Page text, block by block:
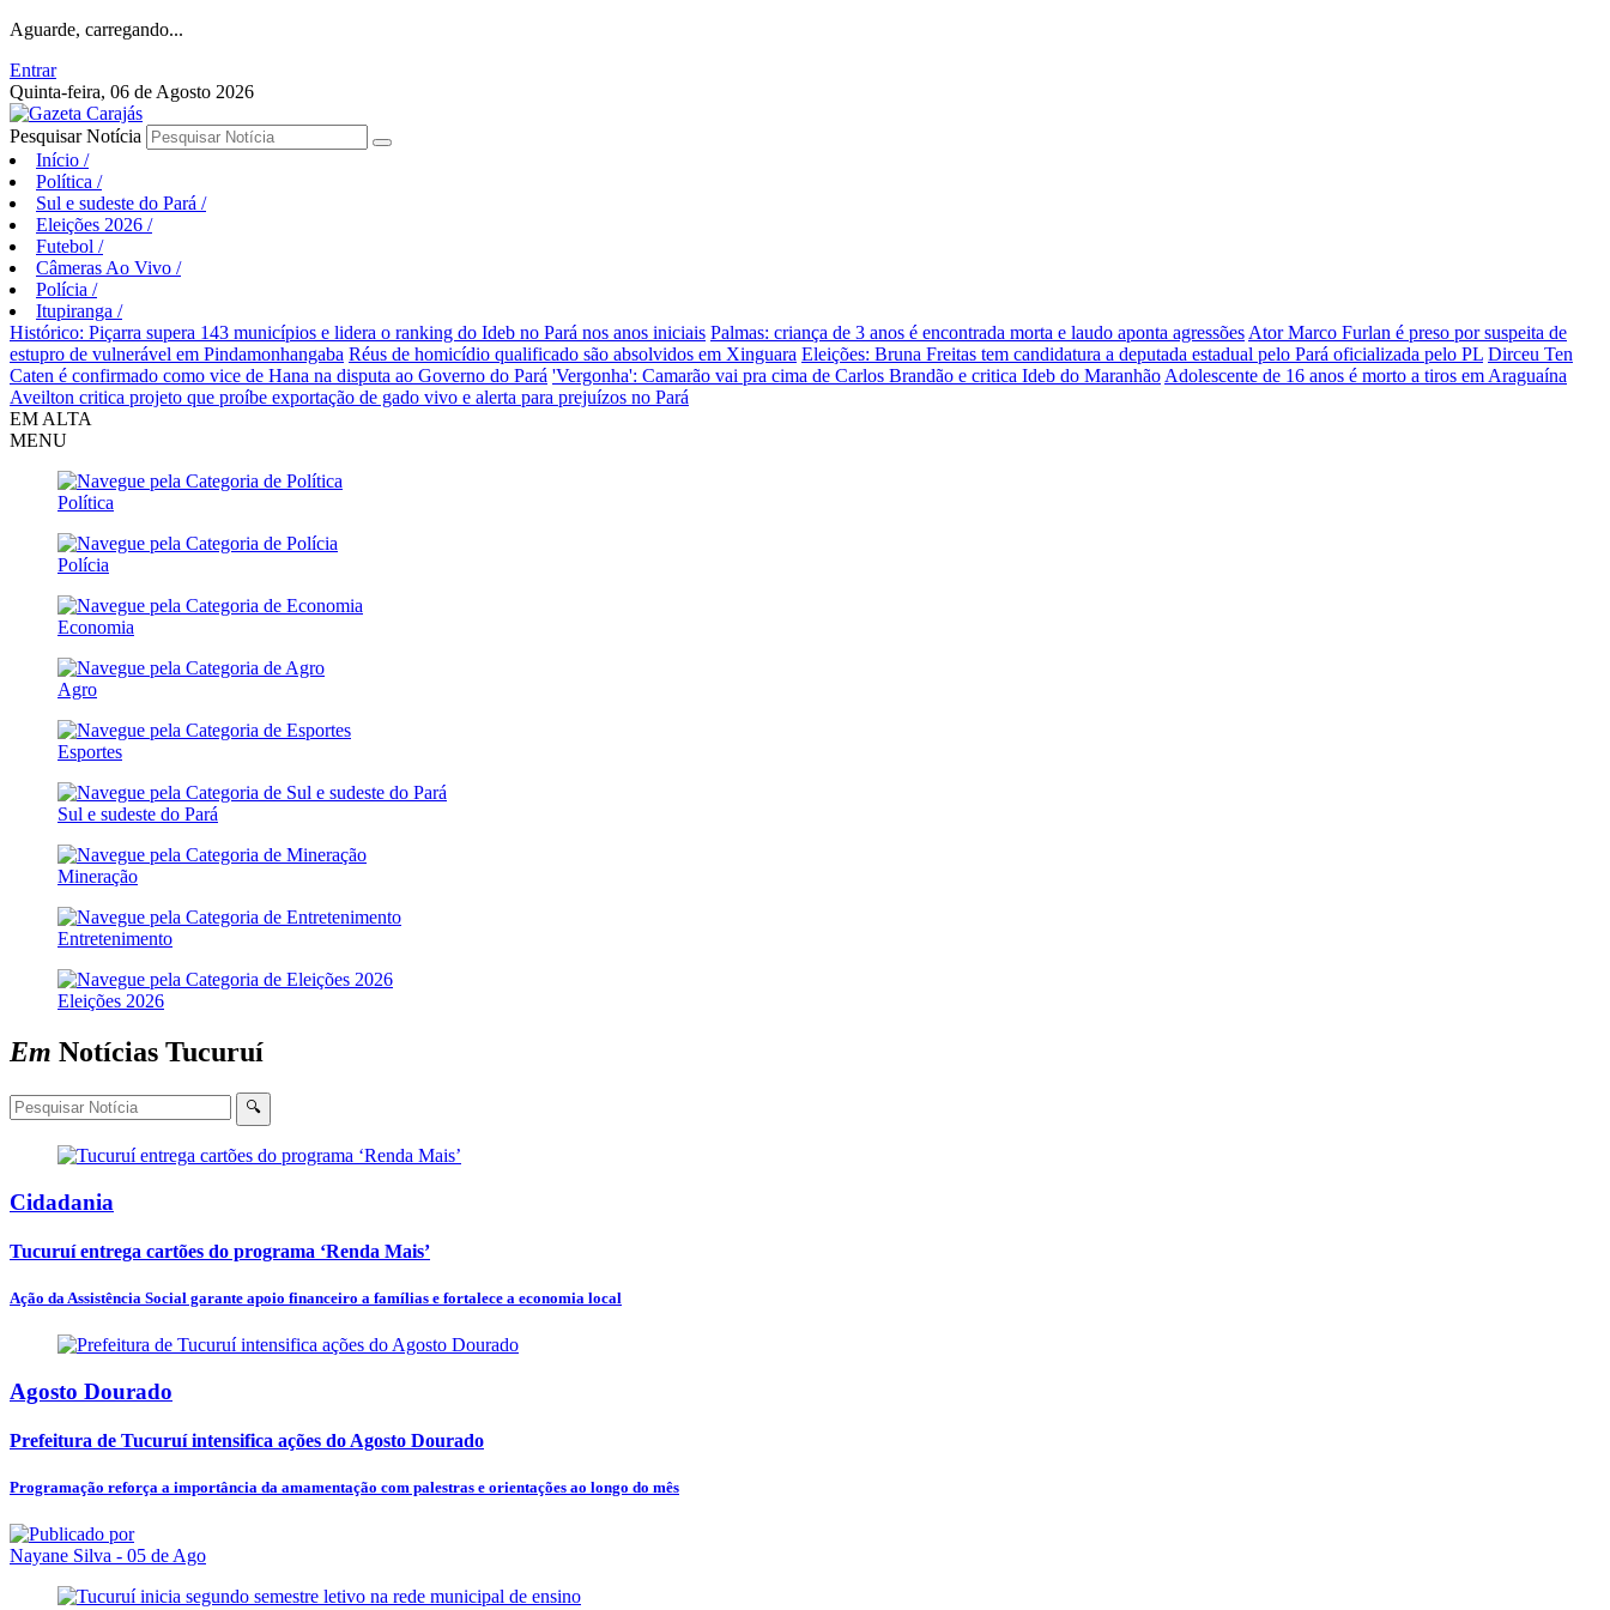
Aguarde, carregando...
Entrar
Quinta-feira, 06 de Agosto 2026
Pesquisar Notícia
Início /
Política /
Sul e sudeste do Pará /
Eleições 2026 /
Futebol /
Câmeras Ao Vivo /
Polícia /
Itupiranga /
Histórico: Piçarra supera 143 municípios e lidera o ranking do Ideb no Pará nos anos iniciais Palmas: criança de 3 anos é encontrada morta e laudo aponta agressões Ator Marco Furlan é preso por suspeita de
estupro de vulnerável em Pindamonhangaba Réus de homicídio qualificado são absolvidos em Xinguara Eleições: Bruna Freitas tem candidatura a deputada estadual pelo Pará oficializada pelo PL Dirceu Ten
Caten é confirmado como vice de Hana na disputa ao Governo do Pará 'Vergonha': Camarão vai pra cima de Carlos Brandão e critica Ideb do Maranhão Adolescente de 16 anos é morto a tiros em Araguaína
Aveilton critica projeto que proíbe exportação de gado vivo e alerta para prejuízos no Pará
EM ALTA
MENU
Política
Polícia
Economia
Agro
Esportes
Sul e sudeste do Pará
Mineração
Entretenimento
Eleições 2026
Em Notícias Tucuruí
🔍
Cidadania
Tucuruí entrega cartões do programa ‘Renda Mais’
Ação da Assistência Social garante apoio financeiro a famílias e fortalece a economia local
Agosto Dourado
Prefeitura de Tucuruí intensifica ações do Agosto Dourado
Programação reforça a importância da amamentação com palestras e orientações ao longo do mês
Nayane Silva - 05 de Ago